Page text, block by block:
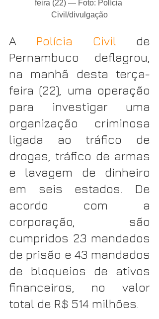
feira (22) — Foto: Polícia
Civil/divulgação
A Polícia Civil de
Pernambuco deflagrou,
na manhã desta terça-
feira (22), uma operação
para investigar uma
organização criminosa
ligada ao tráfico de
drogas, tráfico de armas
e lavagem de dinheiro
em seis estados. De
acordo com a
corporação, são
cumpridos 23 mandados
de prisão e 43 mandados
de bloqueios de ativos
financeiros, no valor
total de R$ 514 milhões.